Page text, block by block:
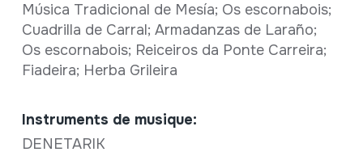
Música Tradicional de Mesía; Os escornabois;
Cuadrilla de Carral; Armadanzas de Laraño;
Os escornabois; Reiceiros da Ponte Carreira;
Fiadeira; Herba Grileira
Instruments de musique:
DENETARIK